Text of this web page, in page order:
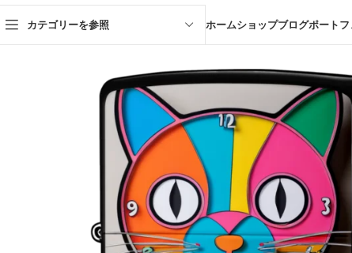
カテゴリーを参照 ホームショップブログポートフ